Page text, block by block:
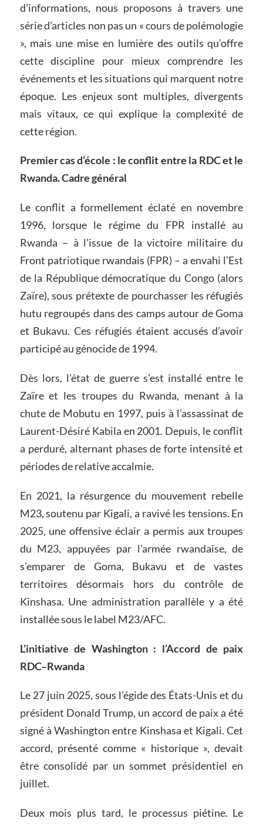
d’informations, nous proposons à travers une
série d’articles non pas un « cours de polémologie
», mais une mise en lumière des outils qu’offre
cette discipline pour mieux comprendre les
événements et les situations qui marquent notre
époque. Les enjeux sont multiples, divergents
mais vitaux, ce qui explique la complexité de
cette région.
Premier cas d’école : le conflit entre la RDC et le
Rwanda. Cadre général
Le conflit a formellement éclaté en novembre
1996, lorsque le régime du FPR installé au
Rwanda – à l’issue de la victoire militaire du
Front patriotique rwandais (FPR) – a envahi l’Est
de la République démocratique du Congo (alors
Zaïre), sous prétexte de pourchasser les réfugiés
hutu regroupés dans des camps autour de Goma
et Bukavu. Ces réfugiés étaient accusés d’avoir
participé au génocide de 1994.
Dès lors, l’état de guerre s’est installé entre le
Zaïre et les troupes du Rwanda, menant à la
chute de Mobutu en 1997, puis à l’assassinat de
Laurent-Désiré Kabila en 2001. Depuis, le conflit
a perduré, alternant phases de forte intensité et
périodes de relative accalmie.
En 2021, la résurgence du mouvement rebelle
M23, soutenu par Kigali, a ravivé les tensions. En
2025, une offensive éclair a permis aux troupes
du M23, appuyées par l’armée rwandaise, de
s’emparer de Goma, Bukavu et de vastes
territoires désormais hors du contrôle de
Kinshasa. Une administration parallèle y a été
installée sous le label M23/AFC.
L’initiative de Washington : l’Accord de paix
RDC–Rwanda
Le 27 juin 2025, sous l’égide des États-Unis et du
président Donald Trump, un accord de paix a été
signé à Washington entre Kinshasa et Kigali. Cet
accord, présenté comme « historique », devait
être consolidé par un sommet présidentiel en
juillet.
Deux mois plus tard, le processus piétine. Le